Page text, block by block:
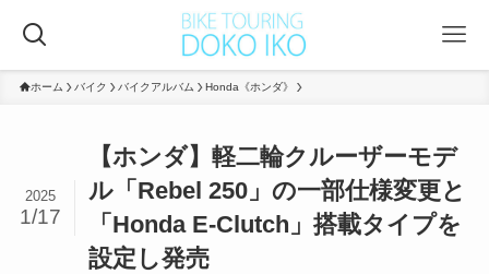
ホーム バイク バイクアルバム Honda《ホンダ》
【ホンダ】軽二輪クルーザーモデ
ル「Rebel 250」の一部仕様変更と
「Honda E-Clutch」搭載タイプを
設定し発売
2025
1/17